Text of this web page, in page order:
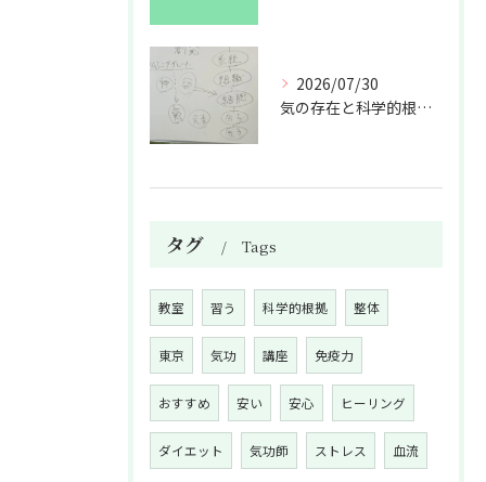
2026/07/30
気の存在と科学的根拠の授業
タグ Tags
教室 習う 科学的根拠 整体
東京 気功 講座 免疫力
おすすめ 安い 安心 ヒーリング
ダイエット 気功師 ストレス 血流